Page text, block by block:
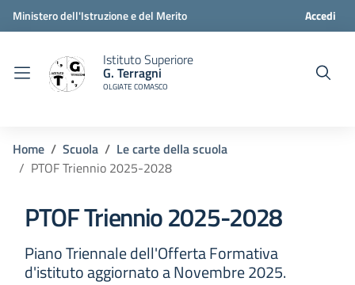
Ministero dell'Istruzione e del Merito Accedi
Istituto Superiore
G. Terragni
OLGIATE COMASCO
Home Scuola
Le carte della scuola
PTOF Triennio 2025-2028
PTOF Triennio 2025-2028
Piano Triennale dell'Offerta Formativa
d'istituto aggiornato a Novembre 2025.